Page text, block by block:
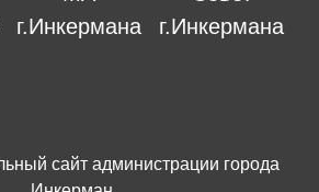
г.Инкермана
г.Инкермана
сайт администрации города